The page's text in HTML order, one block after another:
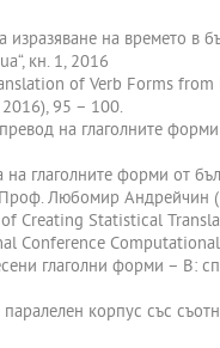
на времето в
кн. 1, 2016
of Verb Forms
95 – 100.
на глаголните
глаголните форми от
Любомир Андрейчин
Creating Statistical
Conference
глаголни форми – В:
корпус със